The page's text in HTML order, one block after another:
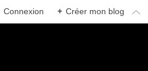
Connexion + Créer mon blog